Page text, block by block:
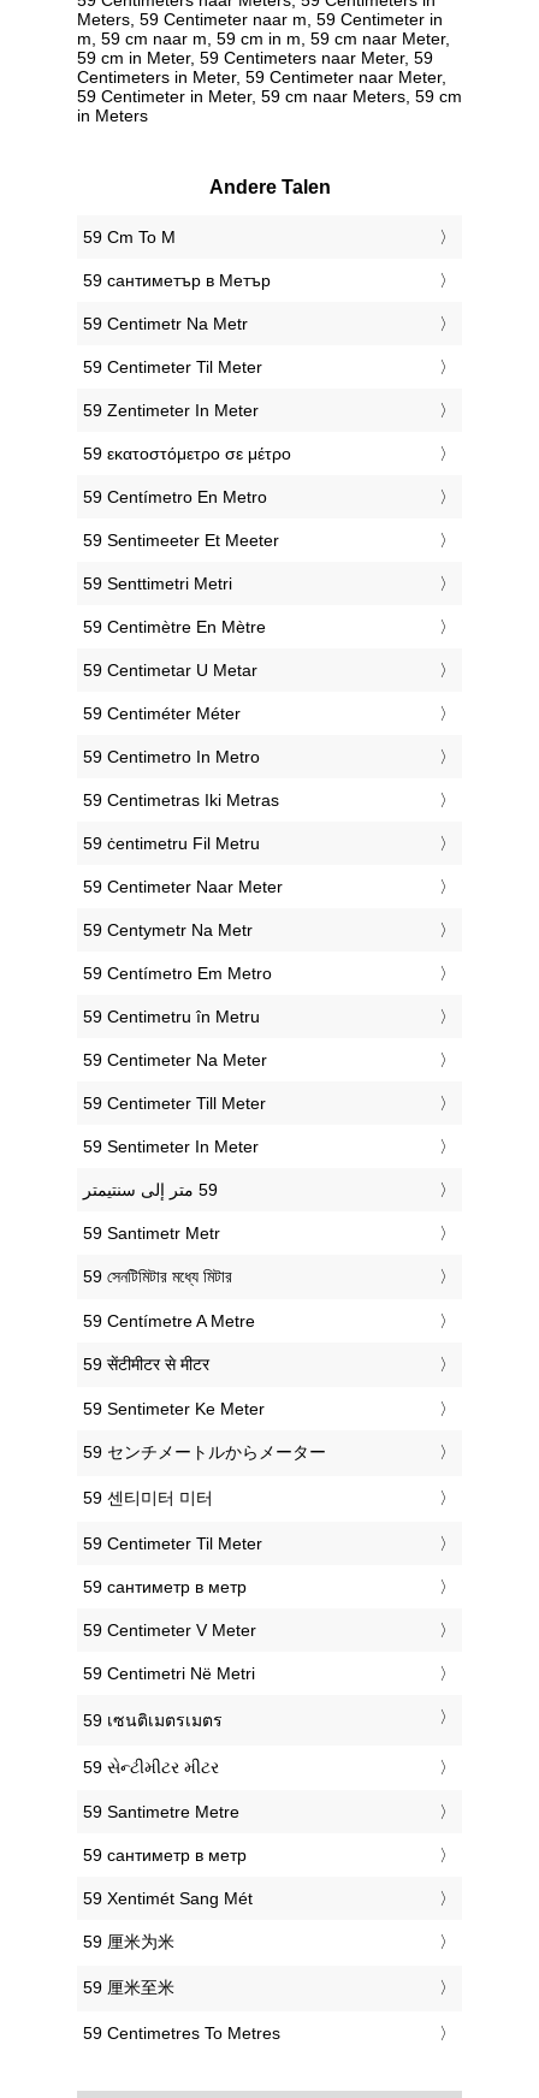
Meters, 59 Centimeter naar m, 59 Centimeter in
m, 59 cm naar m, 59 cm in m, 59 cm naar Meter,
59 cm in Meter, 59 Centimeters naar Meter, 59
Centimeters in Meter, 59 Centimeter naar Meter,
59 Centimeter in Meter, 59 cm naar Meters, 59 cm
in Meters
Andere Talen
‎59 Cm To M
‎59 сантиметър в Метър
‎59 Centimetr Na Metr
‎59 Centimeter Til Meter
‎59 Zentimeter In Meter
‎59 εκατοστόμετρο σε μέτρο
‎59 Centímetro En Metro
‎59 Sentimeeter Et Meeter
‎59 Senttimetri Metri
‎59 Centimètre En Mètre
‎59 Centimetar U Metar
‎59 Centiméter Méter
‎59 Centimetro In Metro
‎59 Centimetras Iki Metras
‎59 ċentimetru Fil Metru
‎59 Centimeter Naar Meter
‎59 Centymetr Na Metr
‎59 Centímetro Em Metro
‎59 Centimetru în Metru
‎59 Centimeter Na Meter
‎59 Centimeter Till Meter
‎59 Sentimeter In Meter
‎59 Santimetr Metr
‎59 সেনটিমিটার মধ্যে মিটার
‎59 Centímetre A Metre
‎59 सेंटीमीटर से मीटर
‎59 Sentimeter Ke Meter
‎59 センチメートルからメーター
‎59 센티미터 미터
‎59 Centimeter Til Meter
‎59 сантиметр в метр
‎59 Centimeter V Meter
‎59 Centimetri Në Metri
‎59 เซนติเมตรเมตร
‎59 સેન્ટીમીટર મીટર
‎59 Santimetre Metre
‎59 сантиметр в метр
‎59 Xentimét Sang Mét
‎59 厘米为米
‎59 厘米至米
‎59 Centimetres To Metres